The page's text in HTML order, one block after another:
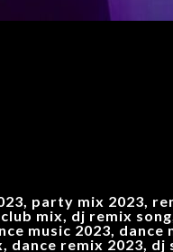
party mix 2023,
mix, dj remix
music 2023, dance
remix 2023, dj